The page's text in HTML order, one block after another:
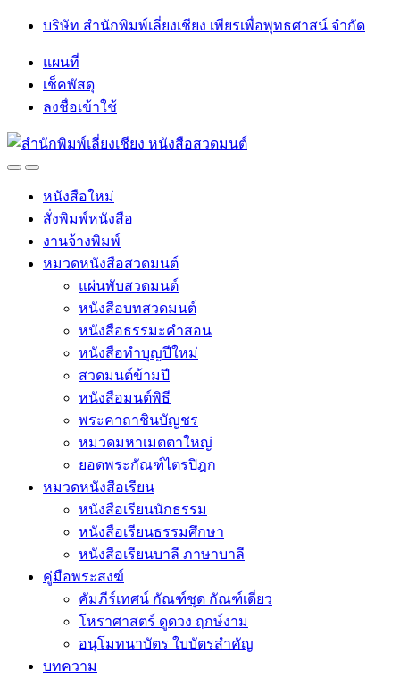
Skip
navigation
Skip
บริษัท สำนักพิมพ์เลี่ยงเชียง เพียรเพื่อพุทธศาสน์ จำกัด
แผนที่
เช็คพัสดุ
ลงชื่อเข้าใช้
OpenClose
หนังสือใหม่
สั่งพิมพ์หนังสือ
งานจ้างพิมพ์
หมวดหนังสือสวดมนต์
แผ่นพับสวดมนต์
หนังสือบทสวดมนต์
หนังสือธรรมะคำสอน
หนังสือทำบุญปีใหม่
สวดมนต์ข้ามปี
หนังสือมนต์พิธี
พระคาถาชินบัญชร
หมวดมหาเมตตาใหญ่
ยอดพระกัณฑ์ไตรปิฎก
หมวดหนังสือเรียน
หนังสือเรียนนักธรรม
หนังสือเรียนธรรมศึกษา
หนังสือเรียนบาลี ภาษาบาลี
คู่มือพระสงฆ์
คัมภีร์เทศน์ กัณฑ์ชุด กัณฑ์เดี่ยว
โหราศาสตร์ ดูดวง ฤกษ์งาม
อนุโมทนาบัตร ใบบัตรสำคัญ
บทความ